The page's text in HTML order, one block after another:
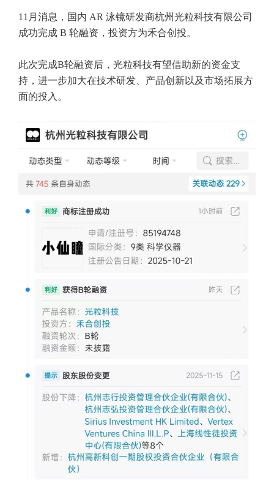
11月消息，国内 AR 泳镜研发商杭州光粒科技有限公司
成功完成 B 轮融资，投资方为禾合创投。
此次完成B轮融资后，光粒科技有望借助新的资金支
持，进一步加大在技术研发、产品创新以及市场拓展方
面的投入。